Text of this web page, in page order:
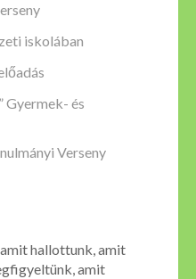
iskolában
Gyermek- és
Verseny
hallottunk, amit
amit